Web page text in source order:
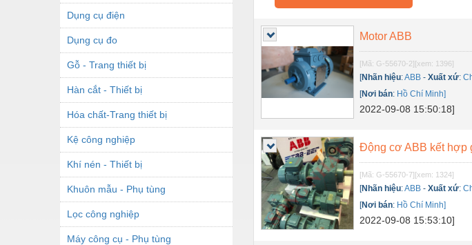
Dụng cụ điện
Dụng cụ đo
Gỗ - Trang thiết bị
Hàn cắt - Thiết bị
Hóa chất-Trang thiết bị
Kệ công nghiệp
Khí nén - Thiết bị
Khuôn mẫu - Phụ tùng
Lọc công nghiệp
Máy công cụ - Phụ tùng
Motor ABB
[Mã: G-55670-2] [xem: 1396]
[Nhãn hiệu:ABB -Xuất xứ:
[Nơi bán: Hồ Chí Minh]
2022-09-08 15:50:18]
Động cơ ABB kết hợp
[Mã: G-55670-7] [xem: 1324]
[Nhãn hiệu:ABB -Xuất xứ:
[Nơi bán: Hồ Chí Minh]
2022-09-08 15:53:10]